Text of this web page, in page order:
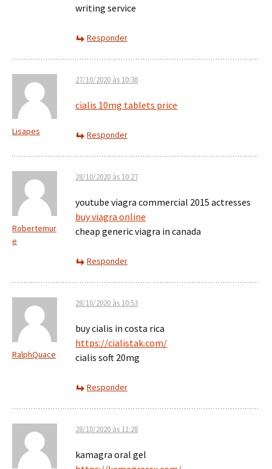
writing service
Responder
Lisapes
27/10/2020 às 10:38
cialis 10mg tablets price
Responder
Robertemur
e
28/10/2020 às 10:27
youtube viagra commercial 2015 actresses
buy viagra online
cheap generic viagra in canada
Responder
RalphQuace
28/10/2020 às 10:53
buy cialis in costa rica
https://cialistak.com/
cialis soft 20mg
Responder
28/10/2020 às 11:28
kamagra oral gel